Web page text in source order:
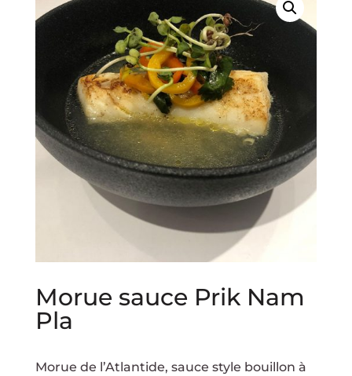
Morue sauce Prik Nam
Pla
Morue de l’Atlantide, sauce style bouillon à